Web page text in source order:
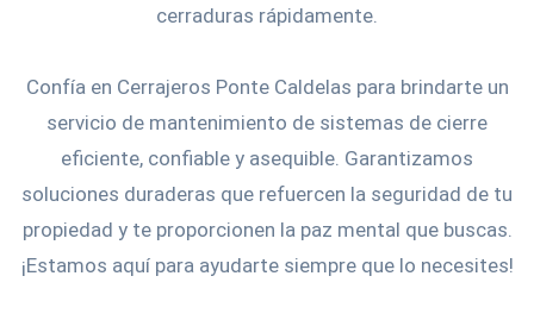
cerraduras rápidamente.
Confía en Cerrajeros Ponte Caldelas para brindarte un
servicio de mantenimiento de sistemas de cierre
eficiente, confiable y asequible. Garantizamos
soluciones duraderas que refuercen la seguridad de tu
propiedad y te proporcionen la paz mental que buscas.
¡Estamos aquí para ayudarte siempre que lo necesites!